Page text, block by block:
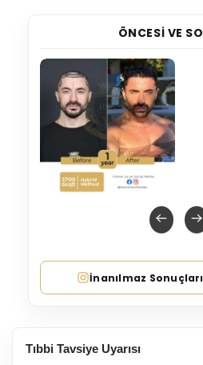
ÖNCESI VE
İnanılmaz
Tıbbi Tavsiye Uyarısı